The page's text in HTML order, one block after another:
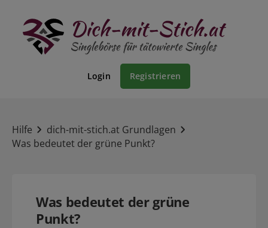
Login Registrieren
Hilfe
dich-mit-stich.at Grundlagen
Was bedeutet der grüne Punkt?
Was bedeutet der grüne
Punkt?